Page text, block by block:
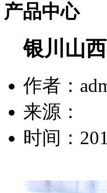
产品中心
银川山
作者：
来源：
时间：